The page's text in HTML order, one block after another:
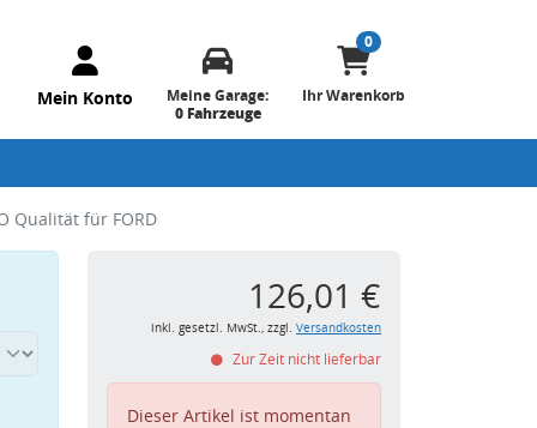
Mein Konto
Meine Garage:
0 Fahrzeuge
0
Ihr Warenkorb
Qualität für FORD
126,01 €
inkl. gesetzl. MwSt., zzgl. Versandkosten
Zur Zeit nicht lieferbar
Dieser Artikel ist momentan